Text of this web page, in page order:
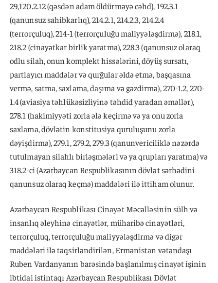
29,120.2.12 (qəsdən adam öldürməyə cəhd), 192.3.1
(qanunsuz sahibkarlıq), 214.2.1, 214.2.3, 214.2.4
(terrorçuluq), 214-1 (terrorçuluğu maliyyələşdirmə), 218.1,
218.2 (cinayətkar birlik yaratma), 228.3 (qanunsuz olaraq
odlu silah, onun komplekt hissələrini, döyüş sursatı,
partlayıcı maddələr və qurğular əldə etmə, başqasına
vermə, satma, saxlama, daşıma və gəzdirmə), 270-1.2, 270-
1.4 (aviasiya təhlükəsizliyinə təhdid yaradan əməllər),
278.1 (hakimiyyəti zorla ələ keçirmə və ya onu zorla
saxlama, dövlətin konstitusiya quruluşunu zorla
dəyişdirmə), 279.1, 279.2, 279.3 (qanunvericiliklə nəzərdə
tutulmayan silahlı birləşmələri və ya qrupları yaratma) və
318.2-ci (Azərbaycan Respublikasının dövlət sərhədini
qanunsuz olaraq keçmə) maddələri ilə ittiham olunur.
Azərbaycan Respublikası Cinayət Məcəlləsinin sülh və
insanlıq əleyhinə cinayətlər, müharibə cinayətləri,
terrorçuluq, terrorçuluğu maliyyələşdirmə və digər
maddələri ilə təqsirləndirilən, Ermənistan vətəndaşı
Ruben Vardanyanın barəsində başlanılmış cinayət işinin
ibtidai istintaqı Azərbaycan Respublikası Dövlət